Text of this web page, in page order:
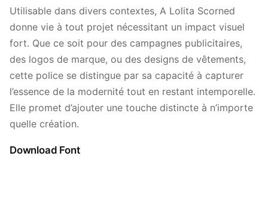
Utilisable dans divers contextes, A Lolita Scorned
donne vie à tout projet nécessitant un impact visuel
fort. Que ce soit pour des campagnes publicitaires,
des logos de marque, ou des designs de vêtements,
cette police se distingue par sa capacité à capturer
l’essence de la modernité tout en restant intemporelle.
Elle promet d’ajouter une touche distincte à n’importe
quelle création.
Download Font